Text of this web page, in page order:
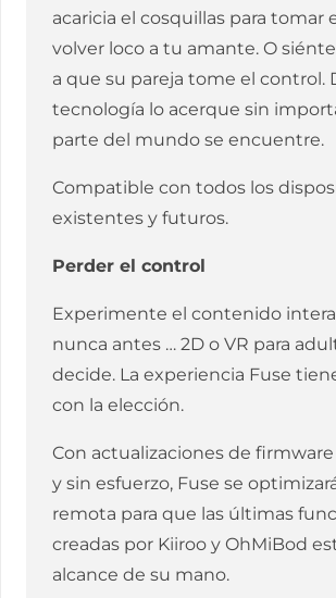
acaricia el cosquillas para tomar
volver loco a tu amante. O
a que su pareja tome el control.
tecnología lo acerque sin
parte del mundo se encuentre.
Compatible con todos los
existentes y futuros.
Perder el control
Experimente el contenido
nunca antes … 2D o VR para
decide. La experiencia Fuse
con la elección.
Con actualizaciones de
y sin esfuerzo, Fuse se
remota para que las últimas
creadas por Kiiroo y OhMiBod
alcance de su mano.